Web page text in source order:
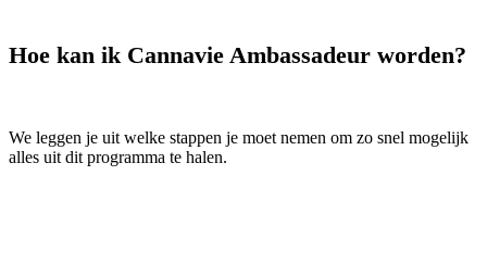
Hoe kan ik Cannavie Ambassadeur worden?
We leggen je uit welke stappen je moet nemen om zo snel mogelijk
alles uit dit programma te halen.